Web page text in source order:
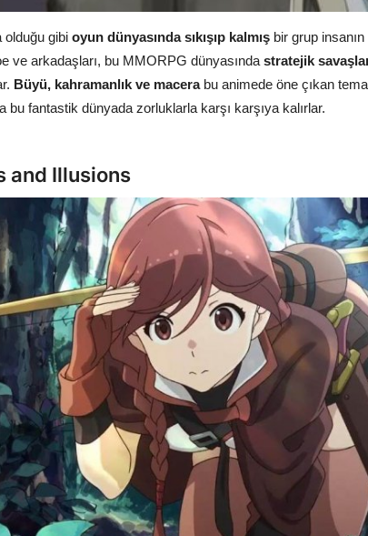
olduğu gibi oyun dünyasında sıkışıp kalmış bir grup
ve arkadaşları, bu MMORPG dünyasında stratejik
Büyü, kahramanlık ve macerabu animede öne çıkan
bu fantastik dünyada zorluklarla karşı karşıya kalırlar.
and Illusions